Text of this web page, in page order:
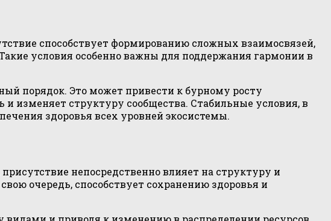
способствует формированию сложных взаимосвязей,
условия особенно важны для поддержания гармонии в
порядок. Это может привести к бурному росту
изменяет структуру сообщества. Стабильные условия, в
здоровья всех уровней экосистемы.
непосредственно влияет на структуру и
очередь, способствует сохранению здоровья и